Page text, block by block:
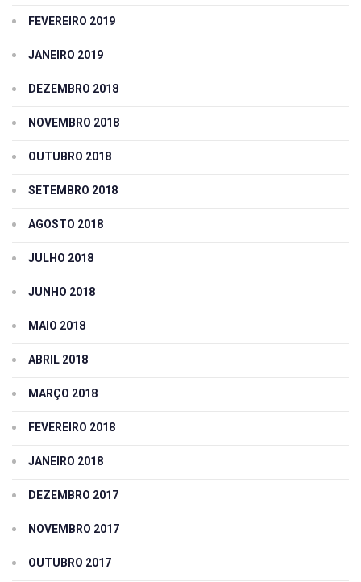
FEVEREIRO 2019
JANEIRO 2019
DEZEMBRO 2018
NOVEMBRO 2018
OUTUBRO 2018
SETEMBRO 2018
AGOSTO 2018
JULHO 2018
JUNHO 2018
MAIO 2018
ABRIL 2018
MARÇO 2018
FEVEREIRO 2018
JANEIRO 2018
DEZEMBRO 2017
NOVEMBRO 2017
OUTUBRO 2017